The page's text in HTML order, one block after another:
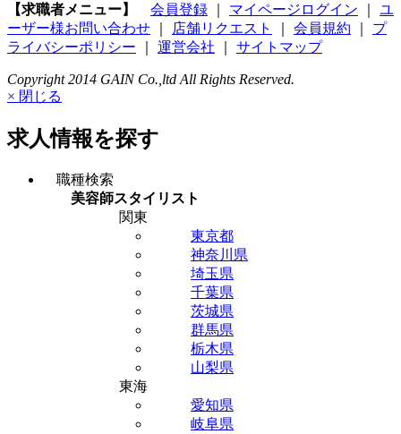
【求職者メニュー】
会員登録 マイページログイン
ユ
ーザー様お問い合わせ
店舗リクエスト 会員規約
プ
ライバシーポリシー
運営会社 サイトマップ
Copyright 2014 GAIN Co.,ltd All Rights Reserved.
× 閉じる
求人情報を探す
職種検索
美容師スタイリスト
関東
東京都
神奈川県
埼玉県
千葉県
茨城県
群馬県
栃木県
山梨県
東海
愛知県
岐阜県